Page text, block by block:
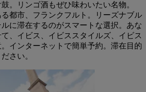
。リンゴ酒もぜひ味わいたい名物。
都市、フランクフルト。リーズナブル
に滞在するのがスマートな選択。あな
、イビス、イビススタイルズ、イビス
インターネットで簡単予約。滞在目的
さい。